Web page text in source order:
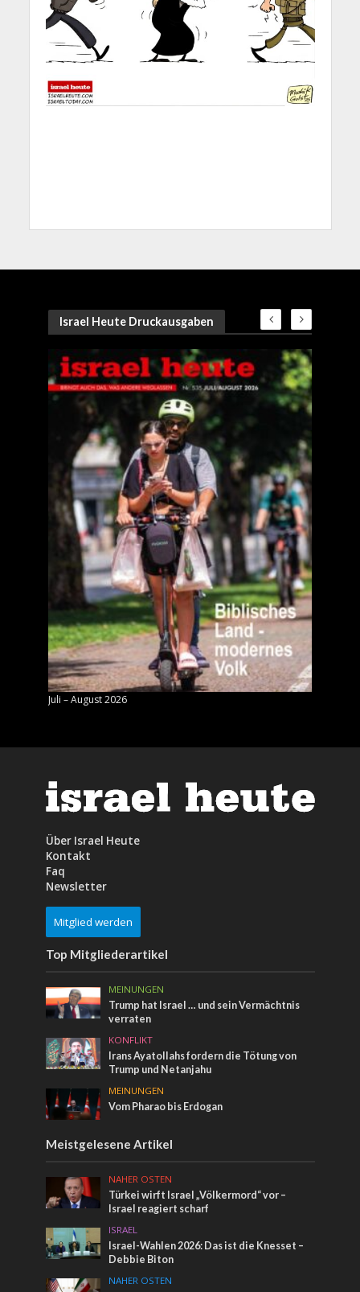
Israel Heute Druckausgaben
Juli – August 2026
Über Israel Heute
Kontakt
Faq
Newsletter
Mitglied werden
Top Mitgliederartikel
MEINUNGEN
Trump hat Israel … und sein Vermächtnis
verraten
KONFLIKT
Irans Ayatollahs fordern die Tötung von
Trump und Netanjahu
MEINUNGEN
Vom Pharao bis Erdogan
Meistgelesene Artikel
NAHER OSTEN
Türkei wirft Israel „Völkermord“ vor –
Israel reagiert scharf
ISRAEL
Israel-Wahlen 2026: Das ist die Knesset –
Debbie Biton
NAHER OSTEN